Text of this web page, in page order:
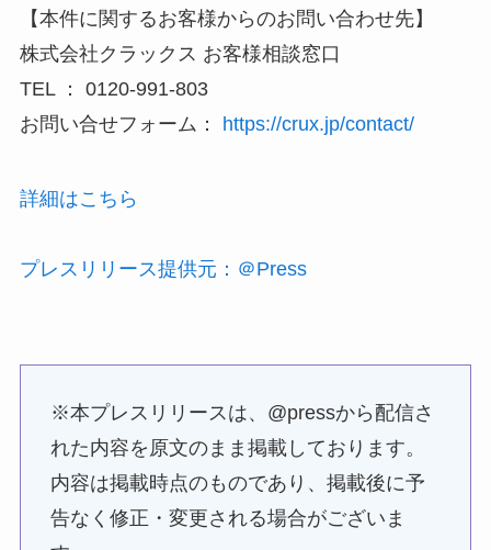
【本件に関するお客様からのお問い合わせ先】
株式会社クラックス お客様相談窓口
TEL ： 0120-991-803
お問い合せフォーム： https://crux.jp/contact/
詳細はこちら
プレスリリース提供元：＠Press
※本プレスリリースは、@pressから配信さ
れた内容を原文のまま掲載しております。
内容は掲載時点のものであり、掲載後に予
告なく修正・変更される場合がございま